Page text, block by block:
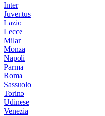
Inter
Juventus
Lazio
Lecce
Milan
Monza
Napoli
Parma
Roma
Sassuolo
Torino
Udinese
Venezia